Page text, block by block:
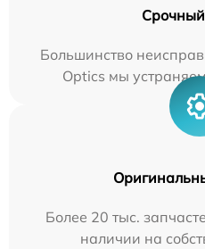
Большинство
Optics мы
Более 20 тыс.
наличии на